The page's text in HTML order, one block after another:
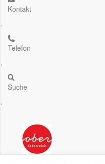
Kontakt
.
Telefon
.
Suche
.